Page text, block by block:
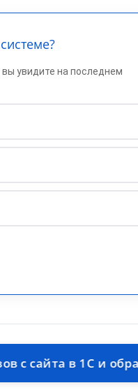
увидите на последнем
1С и